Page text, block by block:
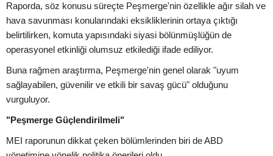
Raporda, söz konusu süreçte Peşmerge'nin özellikle ağır silah ve
hava savunması konularındaki eksikliklerinin ortaya çıktığı
belirtilirken, komuta yapısındaki siyasi bölünmüşlüğün de
operasyonel etkinliği olumsuz etkilediği ifade ediliyor.
Buna rağmen araştırma, Peşmerge'nin genel olarak "uyum
sağlayabilen, güvenilir ve etkili bir savaş gücü" olduğunu
vurguluyor.
"Peşmerge Güçlendirilmeli"
MEI raporunun dikkat çeken bölümlerinden biri de ABD